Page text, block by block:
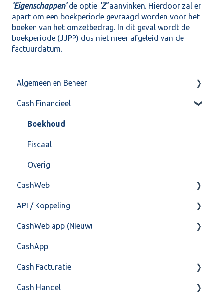
'Eigenschappen'de optie 'Z'aanvinken. Hierdoor zal er
apart om een boekperiode gevraagd worden voor het
boeken van het omzetbedrag. In dit geval wordt de
boekperiode (JJPP) dus niet meer afgeleid van de
factuurdatum.
Algemeen en Beheer
Bank(koppeling)
Import/Export
Postbus
Training & Consultancy
Overig
Cash Financieel
Boekhoud
Fiscaal
Overig
CashWeb
CashHero Layout
Mailen vanuit CASHWeb
Algemeen gebruik
API / Koppeling
Algemeen
Api 3.0 (SOAP API)
API 4.0 (REST API)
CashWeb app (Nieuw)
Veel gestelde vragen
CashApp
Cash Facturatie
Factureren
Cash Handel